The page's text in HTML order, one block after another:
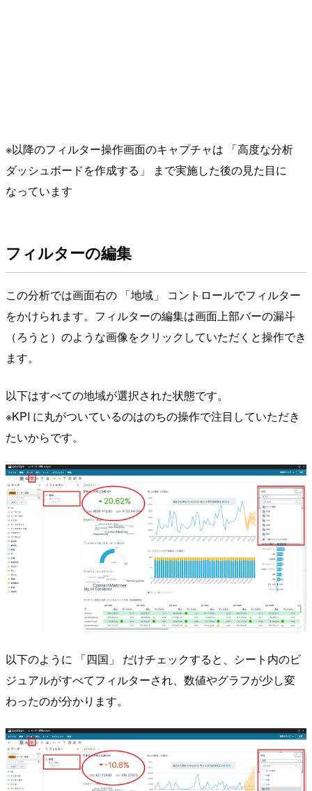
※以降のフィルター操作画面のキャプチャは 「高度な分析
ダッシュボードを作成する」 まで実施した後の見た目に
なっています
フィルターの編集
この分析では画面右の 「地域」 コントロールでフィルター
をかけられます。フィルターの編集は画面上部バーの漏斗
（ろうと）のような画像をクリックしていただくと操作でき
ます。
以下はすべての地域が選択された状態です。
※KPI に丸がついているのはのちの操作で注目していただき
たいからです。
以下のように 「四国」 だけチェックすると、シート内のビ
ジュアルがすべてフィルターされ、数値やグラフが少し変
わったのが分かります。